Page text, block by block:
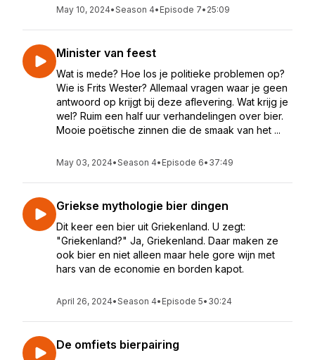
May 10, 2024•Season 4• Episode 7• 25:09
Minister van feest
Wat is mede? Hoe los je politieke problemen op?
Wie is Frits Wester? Allemaal vragen waar je geen
antwoord op krijgt bij deze aflevering. Wat krijg je
wel? Ruim een half uur verhandelingen over bier.
Mooie poëtische zinnen die de smaak van het ...
May 03, 2024•Season 4• Episode 6• 37:49
Griekse mythologie bier dingen
Dit keer een bier uit Griekenland. U zegt:
"Griekenland?" Ja, Griekenland. Daar maken ze
ook bier en niet alleen maar hele gore wijn met
hars van de economie en borden kapot.
April 26, 2024•Season 4• Episode 5• 30:24
De omfiets bierpairing